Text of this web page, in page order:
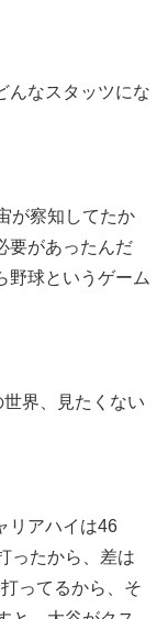
んなスタッツにな
が察知してたか
要があったんだ
野球というゲーム
界、見たくない
リアハイは46
ったから、差は
ってるから、そ